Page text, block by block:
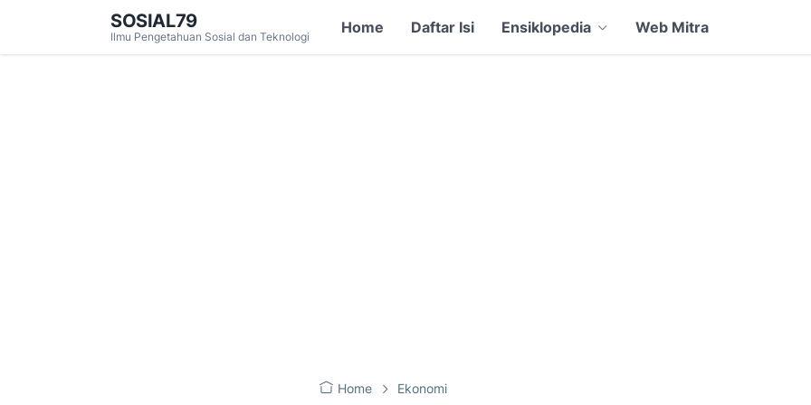
SOSIAL79
Ilmu Pengetahuan Sosial dan Teknologi
Home Daftar Isi Ensiklopedia Web Mitra
Home Ekonomi